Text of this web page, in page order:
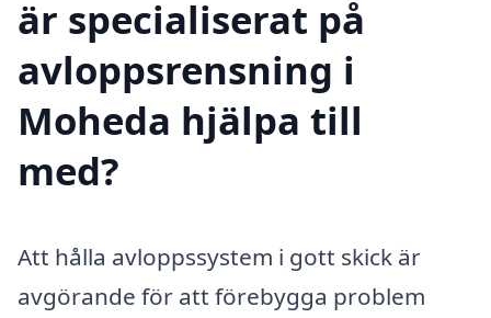
är specialiserat på
avloppsrensning i
Moheda hjälpa till
med?
Att hålla avloppssystem i gott skick är
avgörande för att förebygga problem